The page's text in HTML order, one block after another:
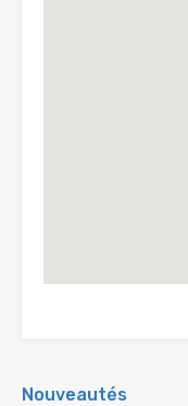
Nouveautés